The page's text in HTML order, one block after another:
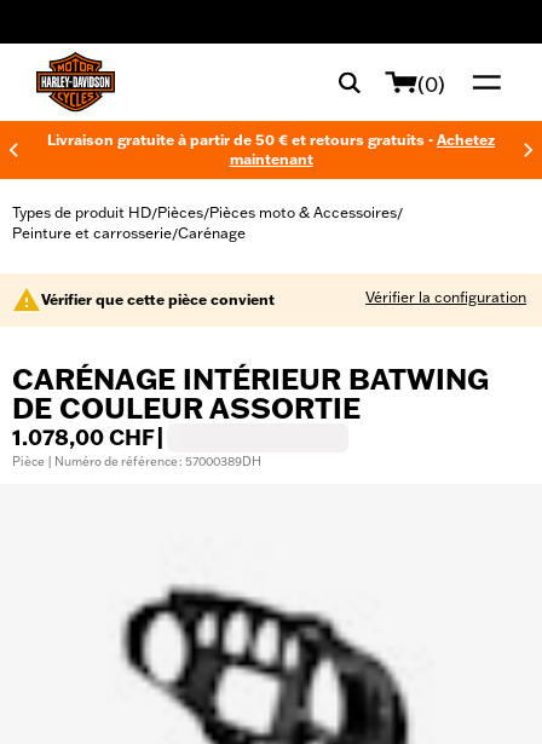
(0)
Livraison gratuite à partir de 50 € et retours gratuits - Achetez
maintenant
Types de produit HD/Pièces/Pièces moto & Accessoires/
Peinture et carrosserie/Carénage
Vérifier que cette pièce convient Vérifier la configuration
CARÉNAGE INTÉRIEUR BATWING
DE COULEUR ASSORTIE
1.078,00 CHF
Pièce | Numéro de référence : 57000389DH